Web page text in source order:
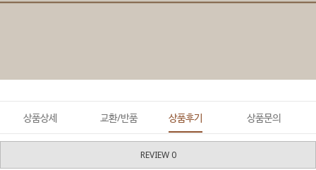
상품상세 교환/반품 상품후기 상품문의
REVIEW 0